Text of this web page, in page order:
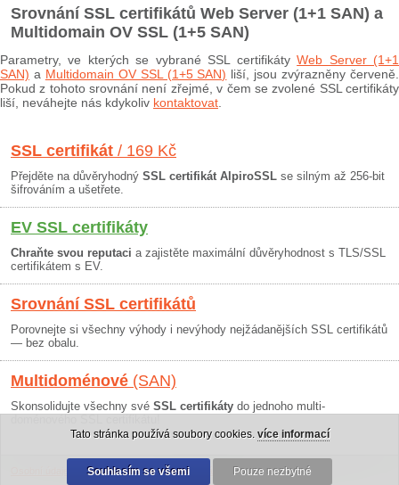
Srovnání SSL certifikátů Web Server (1+1 SAN) a
Multidomain OV SSL (1+5 SAN)
Parametry, ve kterých se vybrané SSL certifikátyWeb Server (1+1
SAN) a Multidomain OV SSL (1+5 SAN) liší, jsou zvýrazněny červeně.
Pokud z tohoto srovnání není zřejmé, v čem se zvolené SSL certifikáty
liší, neváhejte nás kdykoliv kontaktovat
SSL certifikát / 169 Kč
Přejděte na důvěryhodný SSL certifikát AlpiroSSL se silným až 256-bit
šifrováním a ušetřete.
EV SSL certifikáty
Chraňte svou reputaci a zajistěte maximální důvěryhodnost s TLS/SSL
certifikátem s EV.
Srovnání SSL certifikátů
Porovnejte si všechny výhody i nevýhody nejžádanějších SSL certifikátů
— bez obalu.
Multidoménové (SAN)
Skonsolidujte všechny své SSL certifikáty do jednoho multi-
Obchodní podmínky|30 dní záruka
Tato stránka používá soubory cookies. více informací
Souhlasím se všemi Pouze nezbytné